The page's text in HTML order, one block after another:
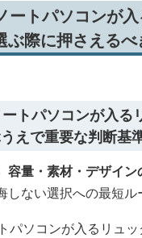
ートパソコンが
ぶ際に押さえるべ
トパソコンが入る
えで重要な判断基
容量・素材・デザイン
ない選択への最短ル
パソコンが入るリュ